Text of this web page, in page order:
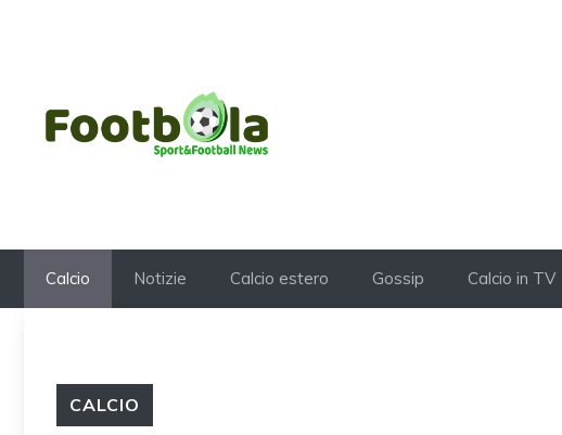
Calcio Notizie Calcio estero Gossip Calcio in TV
CALCIO